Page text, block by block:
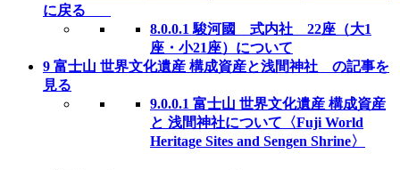
に戻る
8.0.0.1 駿河國 式内社 22座（大1
座・小21座）について
9 富士山 世界文化遺産 構成資産と浅間神社 の記事を
見る
9.0.0.1 富士山 世界文化遺産 構成資産
と 浅間神社について〈Fuji World
Heritage Sites and Sengen Shrine〉